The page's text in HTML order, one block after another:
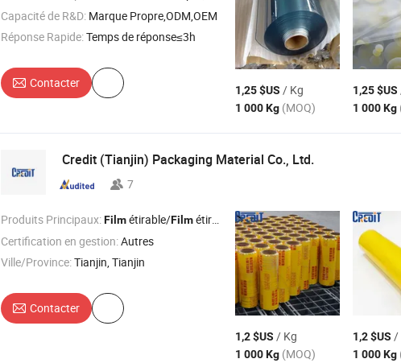
Capacité de R&D: Marque Propre,ODM,OEM
Réponse Rapide:Temps de réponse≤3h
Contacter 1,25 $US / Kg
1 000 Kg (MOQ)
1,25 $US
1 000 Kg
Credit (Tianjin) Packaging Material Co., Ltd.
7
Produits Principaux:Filmétirable/Filmétirable en PVC Sac en plastique/ Film
Certification en gestion:Autres
Ville/Province:Tianjin, Tianjin
Contacter
1,2 $US / Kg
1 000 Kg (MOQ)
1,2 $US /
1 000 Kg